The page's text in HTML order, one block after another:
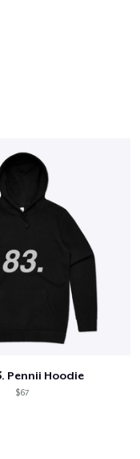
Pennii Hoodie
$67